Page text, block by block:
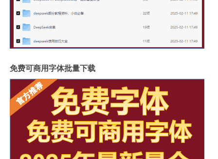
免费可商用字体批量下载